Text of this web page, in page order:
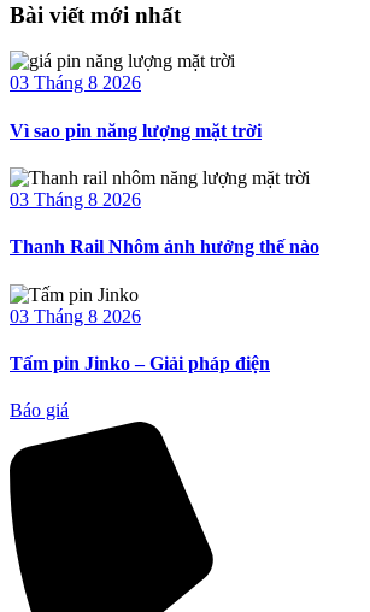
Bài viết mới nhất
03 Tháng 8 2026
Vì sao pin năng lượng mặt trời
03 Tháng 8 2026
Thanh Rail Nhôm ảnh hưởng thế nào
03 Tháng 8 2026
Tấm pin Jinko – Giải pháp điện
Báo giá